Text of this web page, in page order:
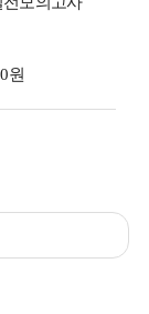
0원